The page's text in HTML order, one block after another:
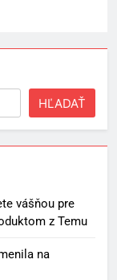
HĽADAŤ
vášňou pre
z Temu
na